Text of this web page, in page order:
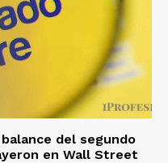
del segundo
en Wall Street